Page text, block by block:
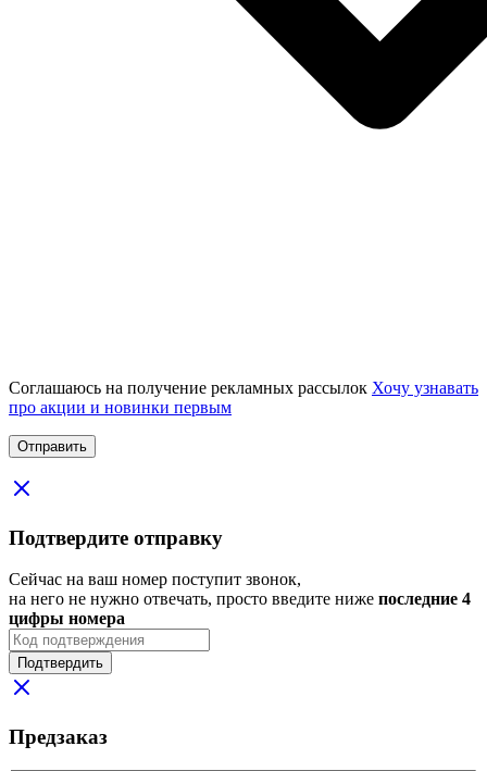
Соглашаюсь на получение рекламных рассылок Хочу узнавать
про акции и новинки первым
Подтвердите отправку
Сейчас на ваш номер поступит звонок,
на него не нужно отвечать, просто введите ниже последние 4
цифры номера
Подтвердить
Предзаказ